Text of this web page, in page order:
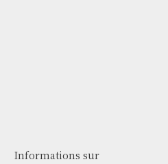
Informations sur